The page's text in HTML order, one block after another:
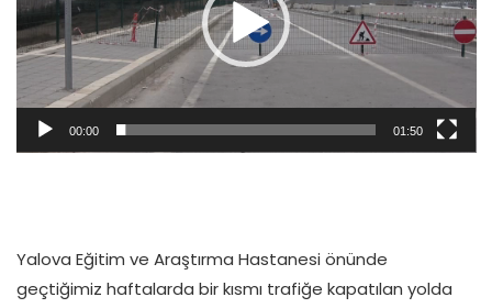
00:00 01:50
Yalova Eğitim ve Araştırma Hastanesi önünde
geçtiğimiz haftalarda bir kısmı trafiğe kapatılan yolda